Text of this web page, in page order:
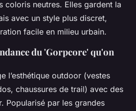
coloris neutres. Elles gardent la
avec un style plus discret,
facile en milieu urbain.
du 'Gorpcore' qu'on
l’esthétique outdoor (vestes
chaussures de trail) avec des
Popularisé par les grandes